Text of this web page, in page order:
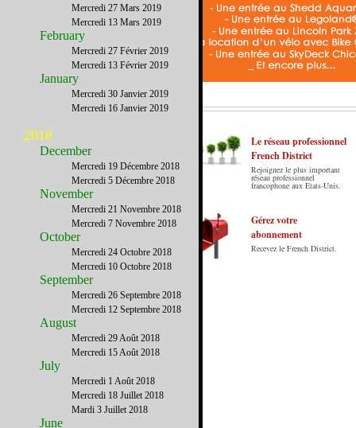
Le French District est le premier guide sur
internet en Français sur les Etats-Unis.
Notre principe : Le meilleur des Etats-Unis
par ceux qui y vivent.
Le réseau professionnel
French District
Rejoignez le plus important
réseau professionnel
francophone aux Etats-Unis.
Gérez votre
abonnement
Recevez le French District.
Mercredi 27 Mars 2019
Mercredi 13 Mars 2019
February
Mercredi 27 Février 2019
Mercredi 13 Février 2019
January
Mercredi 30 Janvier 2019
Mercredi 16 Janvier 2019
2018
December
Mercredi 19 Décembre 2018
Mercredi 5 Décembre 2018
November
Mercredi 21 Novembre 2018
Mercredi 7 Novembre 2018
October
Mercredi 24 Octobre 2018
Mercredi 10 Octobre 2018
September
Mercredi 26 Septembre 2018
Mercredi 12 Septembre 2018
August
Mercredi 29 Août 2018
Mercredi 15 Août 2018
July
Mercredi 1 Août 2018
Mercredi 18 Juillet 2018
Mardi 3 Juillet 2018
June